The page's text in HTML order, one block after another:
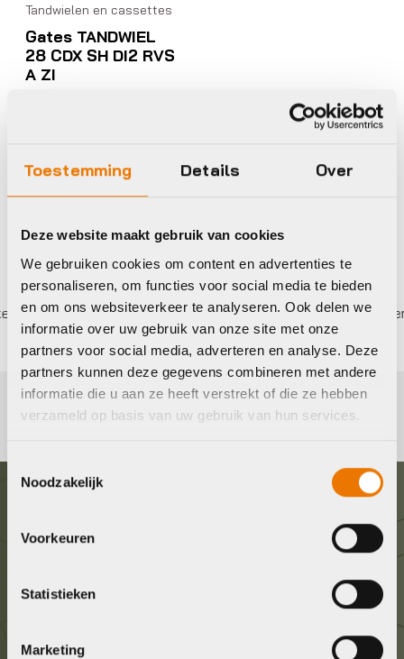
Toestemming Details Over
Deze website maakt gebruik van cookies
We gebruiken cookies om content en advertenties te
personaliseren, om functies voor social media te bieden
en om ons websiteverkeer te analyseren. Ook delen we
informatie over uw gebruik van onze site met onze
partners voor social media, adverteren en analyse. Deze
partners kunnen deze gegevens combineren met andere
informatie die u aan ze heeft verstrekt of die ze hebben
verzameld op basis van uw gebruik van hun services.
Toestemmingsselectie
Noodzakelijk
Voorkeuren
Statistieken
Marketing
Tandwielen en cassettes
Gates TANDWIEL
28 CDX SH DI2 RVS
A ZI
betalen, 0%rente Eigen werkplaats met
Graag in contact komen?
onderstaande gegevens.
Stuur ons een e-mail